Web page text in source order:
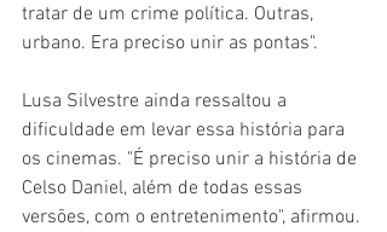
tratar de um crime política. Outras,
urbano. Era preciso unir as pontas".
Lusa Silvestre ainda ressaltou a
dificuldade em levar essa história para
os cinemas. "É preciso unir a história de
Celso Daniel, além de todas essas
versões, com o entretenimento", afirmou.